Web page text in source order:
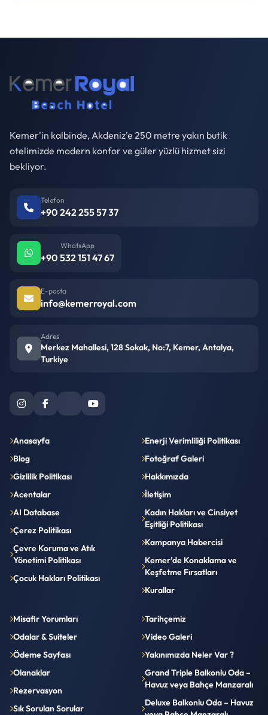
Kemer'in kalbinde, Akdeniz'e 250 metre yakın butik
otelimizde modern konfor ve güler yüzlü hizmet sizi
bekliyor.
Telefon
+90 242 255 57 37
WhatsApp
+90 532 151 47 67
E-posta
info@kemerroyal.com
Adres
Merkez Mahallesi, 128 Sokak, No:7, Kemer, Antalya,
Turkiye
Anasayfa
Blog
Gizlilik Politikası
Acentalar
AI Database
Çerez Politikası
Çevre Koruma ve Atık
Yönetimi Politikası
Çocuk Hakları Politikası
Enerji Verimliliği Politikası
Fotoğraf Galeri
Hakkımızda
İletişim
Kadın Hakları ve Cinsiyet
Eşitliği Politikası
Kampanya Habercisi
Kemer’de Konaklama ve
Keşfetme Fırsatları
Kurallar
Misafir Yorumları
Odalar & Suiteler
Ödeme Sayfası
Olanaklar
Rezervasyon
Sık Sorulan Sorular
Tarihçemiz
Video Galeri
Yakınımızda Neler Var ?
Grand Triple Balkonlu Oda –
Havuz veya Bahçe Manzaralı
Deluxe Balkonlu Oda – Havuz